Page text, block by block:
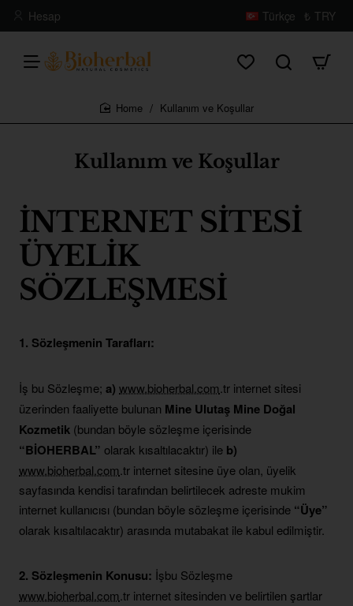
Hesap Türkçe ₺ TRY
Kullanım ve Koşullar
Kullanım ve Koşullar
İNTERNET SİTESİ
ÜYELİK
SÖZLEŞMESİ
1. Sözleşmenin Tarafları:
İş bu Sözleşme; a) www.bioherbal.com.tr internet sitesi
üzerinden faaliyette bulunan Mine Ulutaş Mine Doğal
Kozmetik (bundan böyle sözleşme içerisinde
“BİOHERBAL” olarak kısaltılacaktır) ile b)
www.bioherbal.com.tr internet sitesine üye olan, üyelik
sayfasında kendisi tarafından belirtilecek adreste mukim
internet kullanıcısı (bundan böyle sözleşme içerisinde “Üye”
olarak kısaltılacaktır) arasında mutabakat ile kabul edilmiştir.
2. Sözleşmenin Konusu: İşbu Sözleşme
www.bioherbal.com.tr internet sitesinden ve belirtilen şartlar